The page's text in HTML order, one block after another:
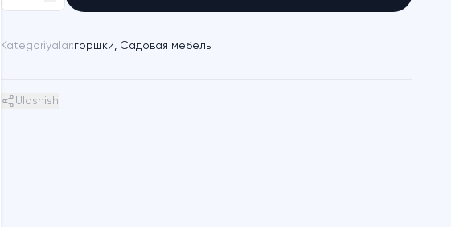
Kategoriyalar:горшки, Садовая мебель
Ulashish